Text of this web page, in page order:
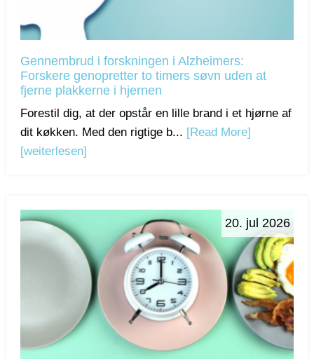
Gennembrud i forskningen i Alzheimers:
Forskere genopretter to timers søvn uden at
fjerne plakkerne i hjernen
Forestil dig, at der opstår en lille brand i et hjørne af
dit køkken. Med den rigtige b... [Read More]
[weiterlesen]
20. jul 2026